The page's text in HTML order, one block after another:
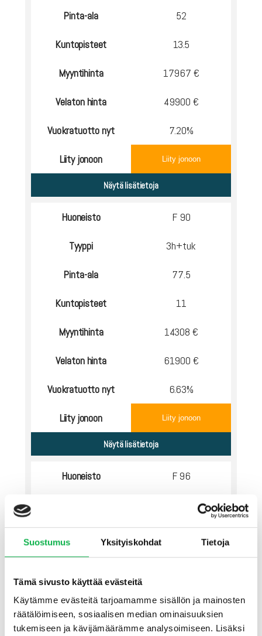
Suostumus Yksityiskohdat Tietoja
Tämä sivusto käyttää evästeitä
Käytämme evästeitä tarjoamamme sisällön ja mainosten
räätälöimiseen, sosiaalisen median ominaisuuksien
tukemiseen ja kävijämäärämme analysoimiseen. Lisäksi
Pinta-ala 52
Kuntopisteet 13.5
Myyntihinta 17967 €
Velaton hinta 49900 €
Vuokratuotto nyt 7.20%
Liity jonoon Liity jonoon
Huoneisto F 90
Tyyppi 3h+tuk
Pinta-ala 77.5
Kuntopisteet 11
Myyntihinta 14308 €
Velaton hinta 61900 €
Vuokratuotto nyt 6.63%
Liity jonoon Liity jonoon
Huoneisto F 96
Kuntopisteet 12.25
Myyntihinta
Velaton hinta 51000 €